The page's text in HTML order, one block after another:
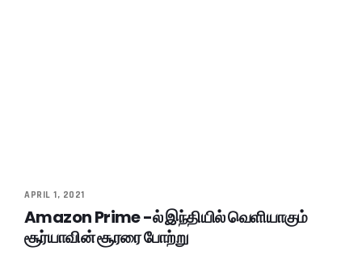
APRIL 1, 2021
Amazon Prime -ல் இந்தியில் வெளியாகும்
சூர்யாவின் சூரரை போற்று